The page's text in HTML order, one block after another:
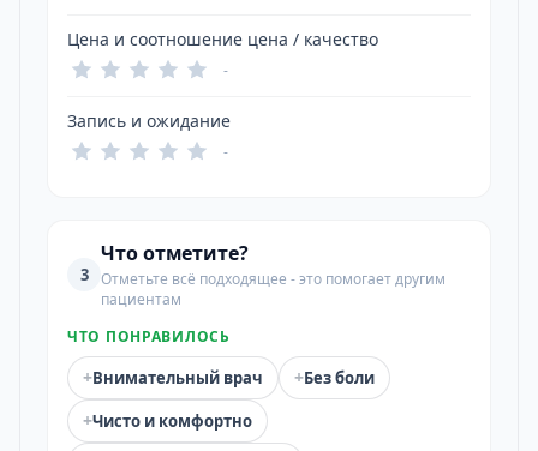
Цена и соотношение цена / качество
-
Запись и ожидание
-
3
Что отметите?
Отметьте всё подходящее - это помогает другим
пациентам
ЧТО ПОНРАВИЛОСЬ
+Внимательный врач +Без боли
+Чисто и комфортно